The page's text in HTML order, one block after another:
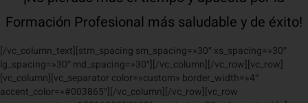
Formación Profesional más saludable y de éxito!
[/vc_column_text][stm_spacing sm_spacing=»30″ xs_spacing=»30″
lg_spacing=»30″ md_spacing=»30″][/vc_column][/vc_row][vc_row]
[vc_column][vc_separator color=»custom» border_width=»4″
accent_color=»#003865″][/vc_column][/vc_row][vc_row